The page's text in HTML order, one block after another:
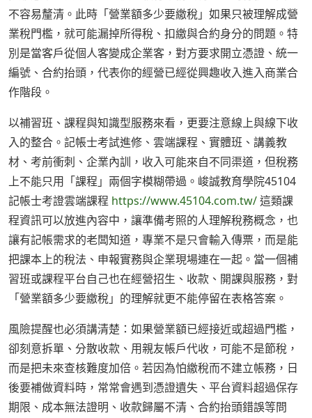
不容易釐清。此時「營業額多少要繳稅」如果只被理解成營
業稅門檻，就可能漏掉所得稅、扣繳與合約身分的問題。特
別是當客戶從個人客變成企業客，對方要求開立憑證、統一
編號、合約抬頭，代表你的經營已經從興趣收入進入商業合
作階段。
以補習班、課程與知識型服務來看，更要注意線上與線下收
入的整合。記帳士考試進修、雲端課程、實體班、講義教
材、考前衝刺、企業內訓，收入可能來自不同渠道，但稅務
上不能只用「課程」兩個字模糊帶過。峻誠教育學院45104
記帳士考證雲端課程 https://www.45104.com.tw/這類課
程資訊可以放進內容中，讓準備考照的人理解稅務概念，也
讓有記帳需求的老闆知道，專業不是只會輸入傳票，而是能
把課本上的稅法、申報實務與企業現場連在一起。當一個補
習班或課程平台自己也在經營招生、收款、開課與服務，對
「營業額多少要繳稅」的理解就更不能停留在表格答案。
風險提醒也必須講清楚：如果營業額已經接近或超過門檻，
卻刻意拆單、分散收款、用親友帳戶代收，可能不是節稅，
而是把未來查核難度加倍。若因為怕繳稅而不建立帳務，日
後要補做資料時，常常會遇到憑證遺失、平台資料超過保存
期限、成本無法證明、收款歸屬不清、合約抬頭錯誤等問